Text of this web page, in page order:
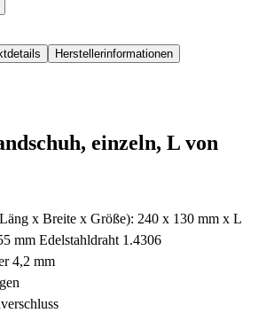
Herstellerinformationen
einzeln, L von
x Breite x Größe): 240 x 130 mm x L
mm Edelstahldraht 1.4306
4,2 mm